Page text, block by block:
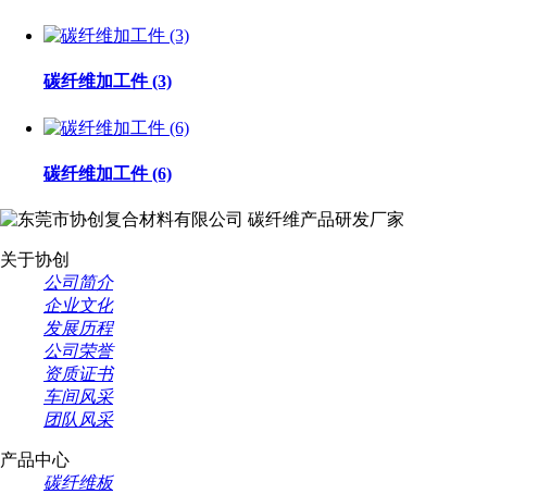
碳纤维加工件 (3)
碳纤维加工件 (6)
碳纤维产品研发厂家
关于协创
公司简介
企业文化
发展历程
公司荣誉
资质证书
车间风采
团队风采
产品中心
碳纤维板